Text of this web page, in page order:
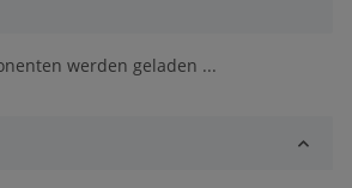
werden geladen ...